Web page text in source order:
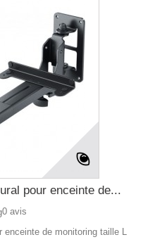
pour enceinte de...
0 avis
enceinte de monitoring taille L